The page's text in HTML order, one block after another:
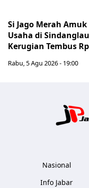
Si Jago Merah
Usaha di
Kerugian Tembus
Rabu, 5 Agu 2026 - 19:00
Nasional
Info Jabar